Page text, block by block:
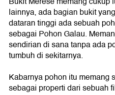
lainnya, ada bagian bukit
dataran tinggi ada sebuah
sebagai Pohon Galau.
sendirian di sana tanpa ada
tumbuh di sekitarnya.
Kabarnya pohon itu memang
sebagai properti dari sebuah